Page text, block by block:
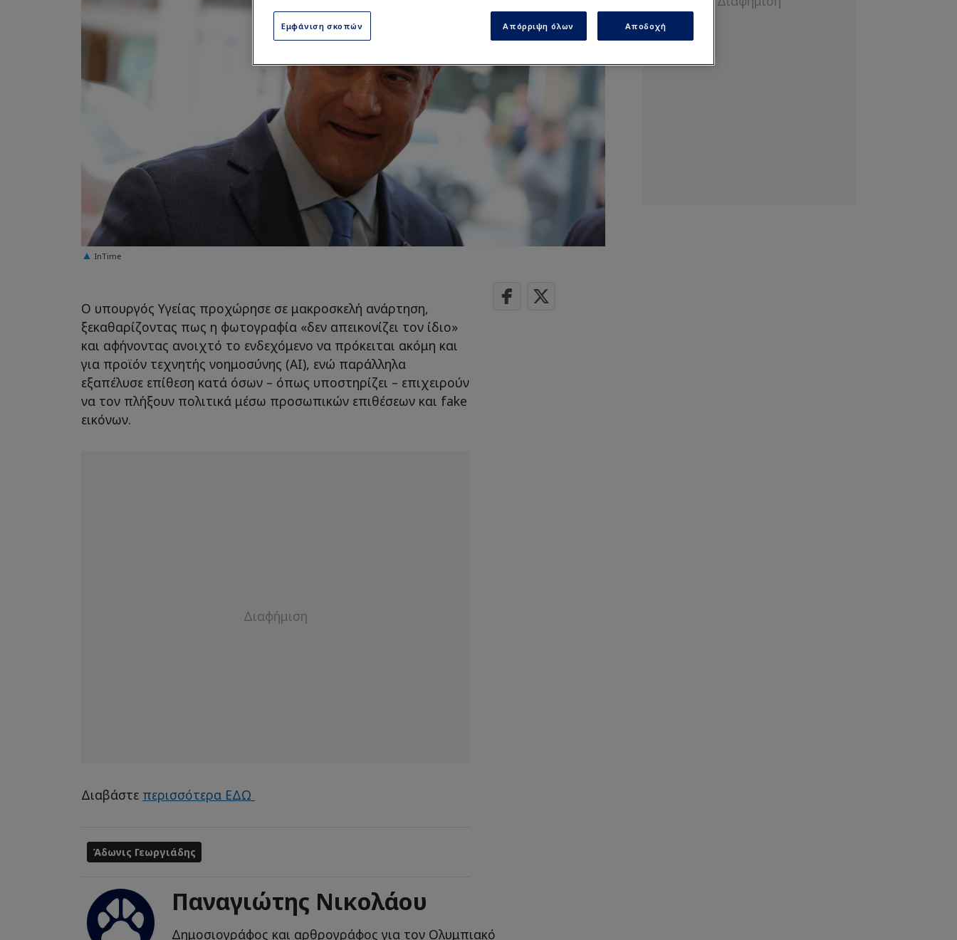
InTime
Ο υπουργός Υγείας προχώρησε σε μακροσκελή ανάρτηση,
ξεκαθαρίζοντας πως η φωτογραφία «δεν απεικονίζει τον ίδιο»
και αφήνοντας ανοιχτό το ενδεχόμενο να πρόκειται ακόμη και
για προϊόν τεχνητής νοημοσύνης (AI), ενώ παράλληλα
εξαπέλυσε επίθεση κατά όσων – όπως υποστηρίζει – επιχειρούν
να τον πλήξουν πολιτικά μέσω προσωπικών επιθέσεων και fake
εικόνων.
Διαβάστε περισσότερα ΕΔΩ
Άδωνις Γεωργιάδης
Παναγιώτης Νικολάου
Δημοσιογράφος και αρθρογράφος για τον Ολυμπιακό
Εμφάνιση σκοπών Απόρριψη όλων Αποδοχή